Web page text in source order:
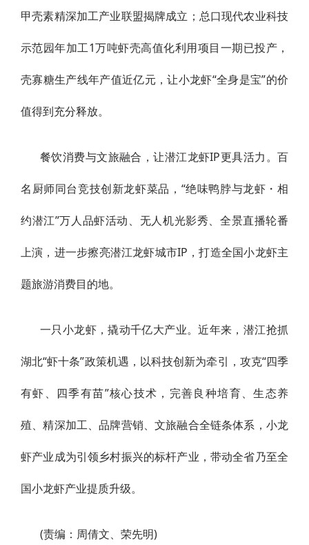
甲壳素精深加工产业联盟揭牌成立；总口现代农业科技
示范园年加工1万吨虾壳高值化利用项目一期已投产，
壳寡糖生产线年产值近亿元，让小龙虾“全身是宝”的价
值得到充分释放。
餐饮消费与文旅融合，让潜江龙虾IP更具活力。百
名厨师同台竞技创新龙虾菜品，“绝味鸭脖与龙虾・相
约潜江”万人品虾活动、无人机光影秀、全景直播轮番
上演，进一步擦亮潜江龙虾城市IP，打造全国小龙虾主
题旅游消费目的地。
一只小龙虾，撬动千亿大产业。近年来，潜江抢抓
湖北“虾十条”政策机遇，以科技创新为牵引，攻克“四季
有虾、四季有苗”核心技术，完善良种培育、生态养
殖、精深加工、品牌营销、文旅融合全链条体系，小龙
虾产业成为引领乡村振兴的标杆产业，带动全省乃至全
国小龙虾产业提质升级。
(责编：周倩文、荣先明)